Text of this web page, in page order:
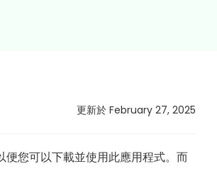
更新於 February 27, 2025
您可以下載並使用此應用程式。而